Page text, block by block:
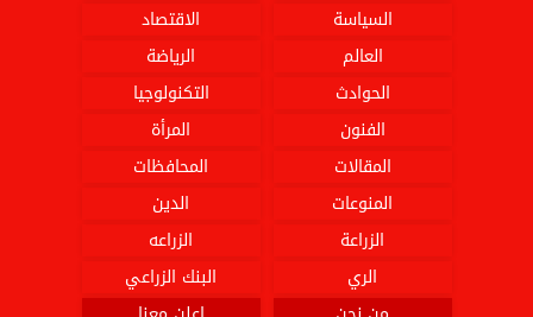
السياسة
الاقتصاد
العالم
الرياضة
الحوادث
التكنولوجيا
الفنون
المرأة
المقالات
المحافظات
المنوعات
الدين
الزراعة
الزراعه
الري
البنك الزراعي